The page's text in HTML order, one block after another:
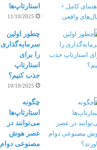
استارتاپ‌ها
11/10/2025
چطور اولین
سرمایه‌گذاری
را برای
استارتاپ
جذب کنیم؟
10/10/2025
چگونه
استارتاپ‌ها
می‌توانند در
عصر هوش
مصنوعی دوام